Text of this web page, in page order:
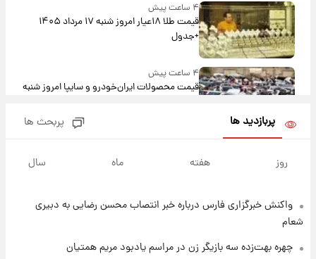
۴ ساعت پیش
قیمت طلا ۱۸عیار امروز شنبه ۱۷ مرداد ۱۴۰۵
+جدول
۴ ساعت پیش
قیمت محصولات ایران‌خودرو و سایپا امروز شنبه
شنبه ۱۷ مرداد ۱۴۰۵
۱۸ ساعت پیش
پربازدید ها پربحث ها
روز هفته ماه سال
واکنش خبرگزاری فارس درباره خبر انتصاب محسن رضایی به دبیری
شعام
چهره بهت‌زده سه بازیگر زن در مراسم یادبود مریم همتیان